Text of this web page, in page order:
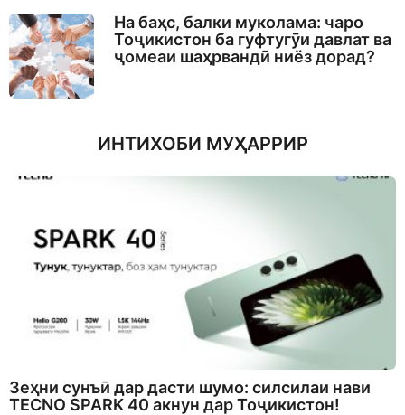
На баҳс, балки муколама: чаро
Тоҷикистон ба гуфтугӯи давлат ва
ҷомеаи шаҳрвандӣ ниёз дорад?
ИНТИХОБИ МУҲАРРИР
Зеҳни сунъӣ дар дасти шумо: силсилаи нави
TECNO SPARK 40 акнун дар Тоҷикистон!